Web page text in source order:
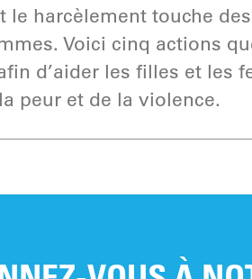
le harcèlement touche
Voici cinq actions
d’aider les filles et les
peur et de la violence.